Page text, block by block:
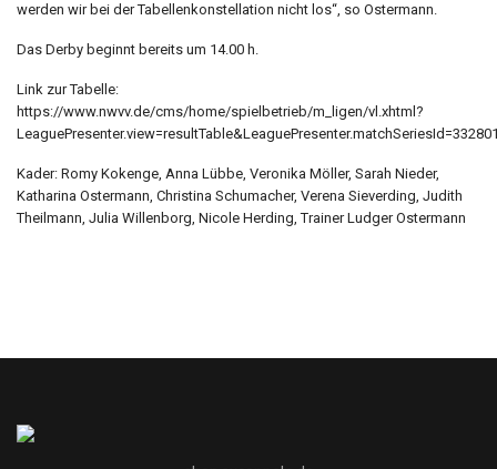
werden wir bei der Tabellenkonstellation nicht los“, so Ostermann.
Das Derby beginnt bereits um 14.00 h.
Link zur Tabelle:
https://www.nwvv.de/cms/home/spielbetrieb/m_ligen/vl.xhtml?
Kader: Romy Kokenge, Anna Lübbe, Veronika Möller, Sarah Nieder,
Katharina Ostermann, Christina Schumacher, Verena Sieverding, Judith
Theilmann, Julia Willenborg, Nicole Herding, Trainer Ludger Ostermann